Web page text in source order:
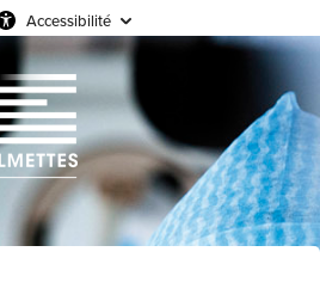
Accessibilité